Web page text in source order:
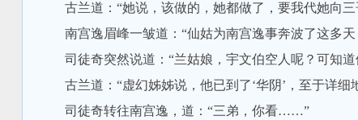
古兰道：“她说，该做的，她都做了，要我代她向三
南宫逸眉峰一皱道：“仙姑为南宫逸事奔波了这多天
司徒奇突然说道：“兰姑娘，宇文伯空人呢？可知道
古兰道：“虚幻姊姊说，他已到了‘华阴’，至于详细
司徒奇转往南宫逸，道：“三弟，你看……”